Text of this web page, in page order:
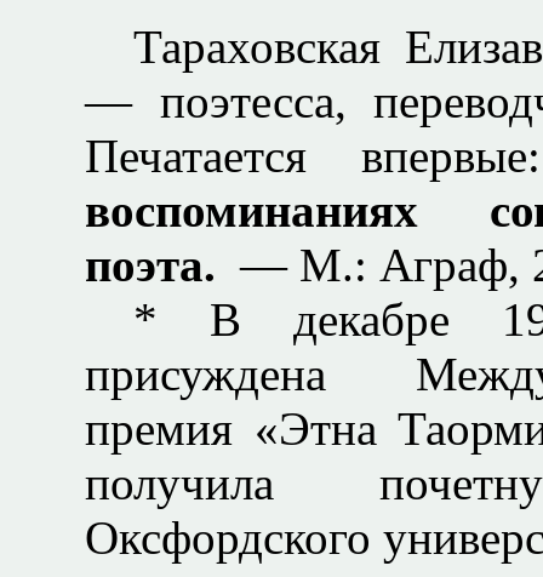
Тараховская
— поэтесса,
Печатается
воспоминаниях
поэта. — М.: Аграф,
* В декабре
присуждена
премия «Этна
получила
Оксфордского